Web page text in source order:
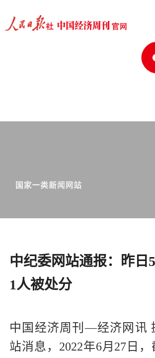
中纪委网站通报：昨日5
1人被处分
中国经济周刊—经济网讯
站消息，2022年6月27日，